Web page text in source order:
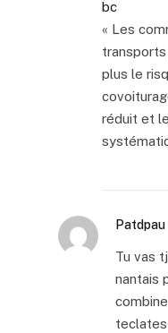
bc
« Les
transports
plus le
réduit et
Patdpau
Tu vas
nantais
teclates